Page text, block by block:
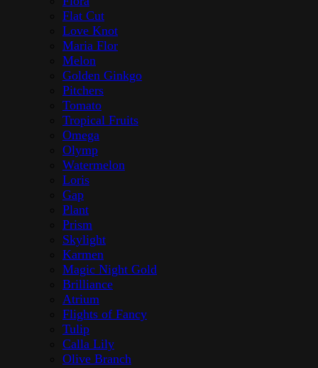
Flat Cut
Love Knot
Maria Flor
Melon
Golden Ginkgo
Pitchers
Tomato
Tropical Fruits
Omega
Olymp
Watermelon
Loris
Gap
Plant
Prism
Skylight
Karmen
Magic Night Gold
Brilliance
Atrium
Flights of Fancy
Tulip
Calla Lily
Olive Branch